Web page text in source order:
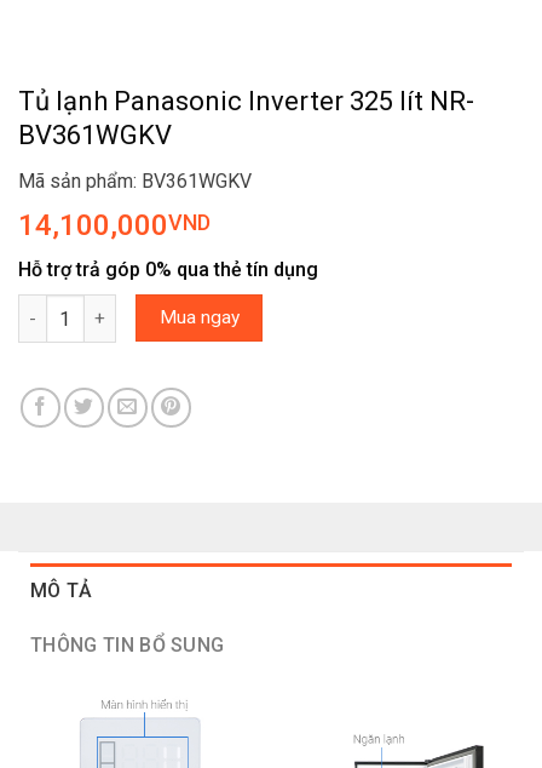
Tủ lạnh Panasonic Inverter 325 lít NR-
BV361WGKV
Mã sản phẩm: BV361WGKV
14,100,000VND
Hỗ trợ trả góp 0% qua thẻ tín dụng
Tủ lạnh Panasonic Inverter 325 lít NR-BV361WGKV số lượng
Mua ngay
MÔ TẢ
THÔNG TIN BỔ SUNG